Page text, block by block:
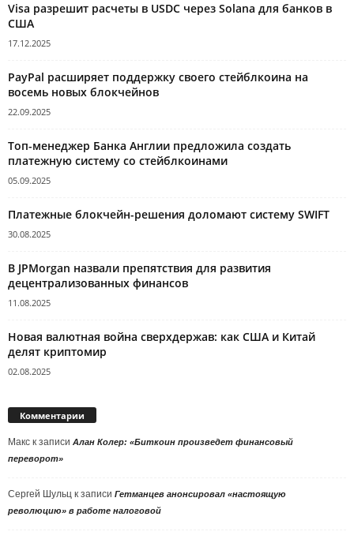
Visa разрешит расчеты в USDC через Solana для банков в
США
17.12.2025
PayPal расширяет поддержку своего стейблкоина на
восемь новых блокчейнов
22.09.2025
Топ-менеджер Банка Англии предложила создать
платежную систему со стейблкоинами
05.09.2025
Платежные блокчейн-решения доломают систему SWIFT
30.08.2025
В JPMorgan назвали препятствия для развития
децентрализованных финансов
11.08.2025
Новая валютная война сверхдержав: как США и Китай
делят криптомир
02.08.2025
Комментарии
Макс к записи Алан Колер: «Биткоин произведет финансовый
переворот»
Сергей Шульц к записи Гетманцев анонсировал «настоящую
революцию» в работе налоговой